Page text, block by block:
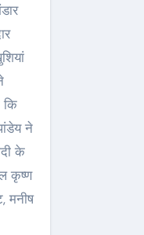
कि
ने
के
कृष्ण
मनीष